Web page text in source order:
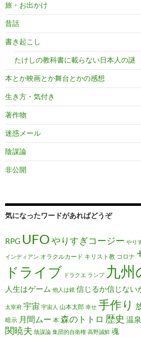
旅・お出かけ
昔話
書き起こし
たけしの教科書に載らない日本人の謎
本とか映画とか舞台とかの感想
生き方・気付き
著作物
迷惑メール
陰謀論
非公開
気になったワードがあればどうぞ
RPG UFOやりすぎコージー やり
インディアン オラクルカード キリスト教 コロナ
ドライブ ドラクエ ランプ 九州
人生はゲーム 他人は鏡 信じるか信じない
太宰府 宇宙 宇宙人 山本太郎 幸せ 手作り
暗示 月間ムー 本 森のトトロ 歴史 温泉
関暁夫 陰謀論 集団的自衛権 高野誠鮮 魂